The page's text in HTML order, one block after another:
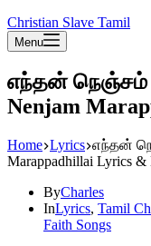
Christian Slave Tamil
Menu
எந்தன் நெஞ்சம்
Nenjam
Home Lyrics எந்தன்
Marappadhillai Lyrics &
ByCharles
InLyrics, Tamil
Faith Songs